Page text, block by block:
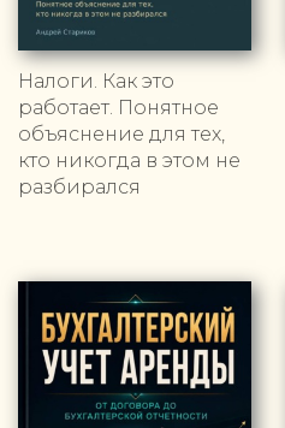
Налоги. Как это
работает. Понятное
объяснение для тех,
кто никогда в этом не
разбирался